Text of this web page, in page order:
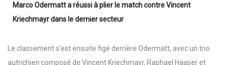
Marco Odermatt a réussi à plier le match contre Vincent
Kriechmayr dans le dernier secteur
Le classement s’est ensuite figé derrière Odermatt, avec un trio
autrichien composé de Vincent Kriechmayr, Raphael Haaser et